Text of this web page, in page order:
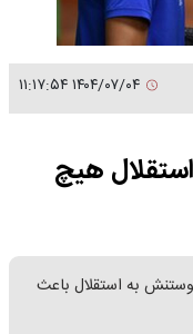
هیچ
به استقلال باعث